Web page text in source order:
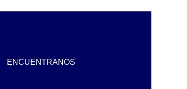
ENCUENTRANOS